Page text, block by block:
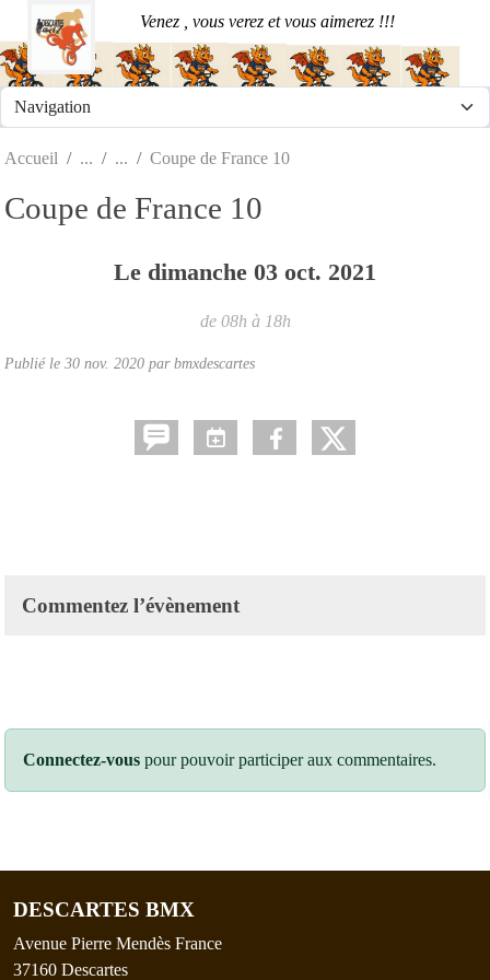
Venez , vous verez et vous aimerez !!!
Accueil Coupe de France 10
Coupe de France 10
Le dimanche 03 oct. 2021
de 08h à 18h
Publié le 30 nov. 2020 parbmxdescartes
Commentez l’évènement
Connectez-vous pour pouvoir participer aux commentaires.
DESCARTES BMX
Avenue Pierre Mendès France
37160 Descartes
Panneau de gestion des cookies